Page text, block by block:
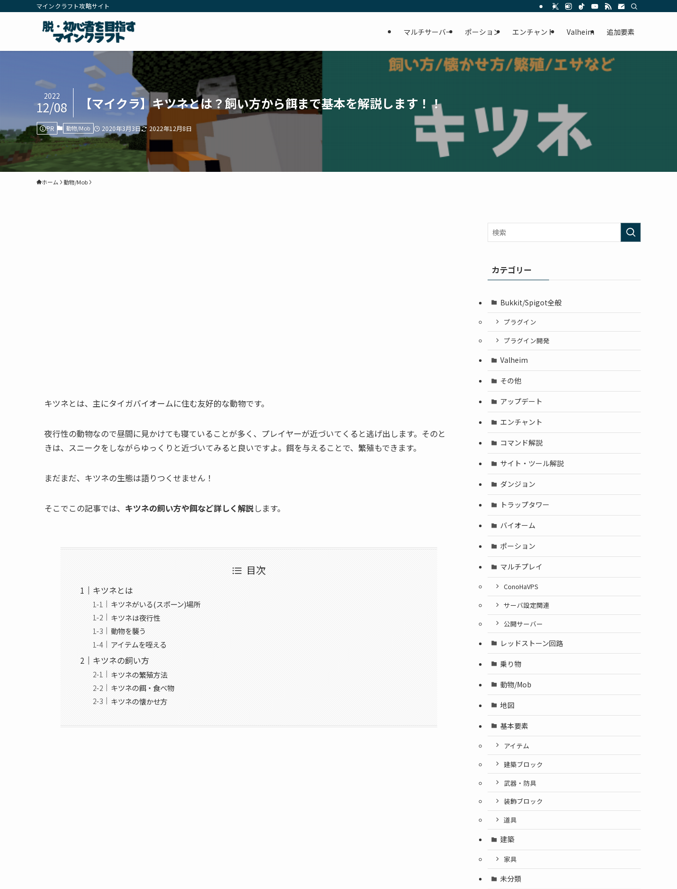
マインクラフト攻略サイト
マルチサーバー ポーション エンチャント Valheim 追加要素
【マイクラ】キツネとは？飼い方から餌まで基本を解説します！！
2022
12/08
PR 動物/Mob 2020年3月3日 2022年12月8日
ホーム 動物/Mob
キツネとは、主にタイガバイオームに住む友好的な動物です。
夜行性の動物なので昼間に見かけても寝ていることが多く、プレイヤーが近づいてくると逃げ出します。そのと
きは、スニークをしながらゆっくりと近づいてみると良いですよ。餌を与えることで、繁殖もできます。
まだまだ、キツネの生態は語りつくせません！
そこでこの記事では、 キツネの飼い方や餌など詳しく解説します。
目次
キツネとは
キツネがいる(スポーン)場所
キツネは夜行性
動物を襲う
アイテムを咥える
キツネの飼い方
キツネの繁殖方法
キツネの餌・食べ物
キツネの懐かせ方
カテゴリー
Bukkit/Spigot全般
プラグイン
プラグイン開発
Valheim
その他
アップデート
エンチャント
コマンド解説
サイト・ツール解説
ダンジョン
トラップタワー
バイオーム
ポーション
マルチプレイ
ConoHaVPS
サーバ設定関連
公開サーバー
レッドストーン回路
乗り物
動物/Mob
地図
基本要素
アイテム
建築ブロック
武器・防具
装飾ブロック
道具
建築
家具
未分類